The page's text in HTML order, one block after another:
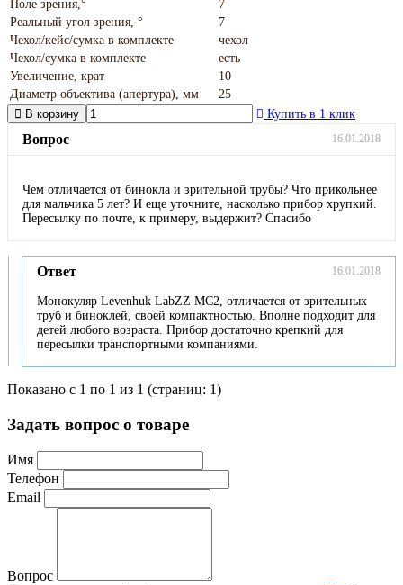
Поле зрения,°
7
Реальный угол зрения, °
7
Чехол/кейс/сумка в комплекте
чехол
Чехол/сумка в комплекте
есть
Увеличение, крат
10
Диаметр объектива (апертура), мм
25
В корзину
Купить в 1 клик
Вопрос 16.01.2018
Чем отличается от бинокла и зрительной трубы? Что прикольнее
для мальчика 5 лет? И еще уточните, насколько прибор хрупкий.
Пересылку по почте, к примеру, выдержит? Спасибо
Ответ 16.01.2018
Монокуляр Levenhuk LabZZ MC2, отличается от зрительных
труб и биноклей, своей компактностью. Вполне подходит для
детей любого возраста. Прибор достаточно крепкий для
пересылки транспортными компаниями.
Показано с 1 по 1 из 1 (страниц: 1)
Задать вопрос о товаре
Имя
Телефон
Email
Вопрос